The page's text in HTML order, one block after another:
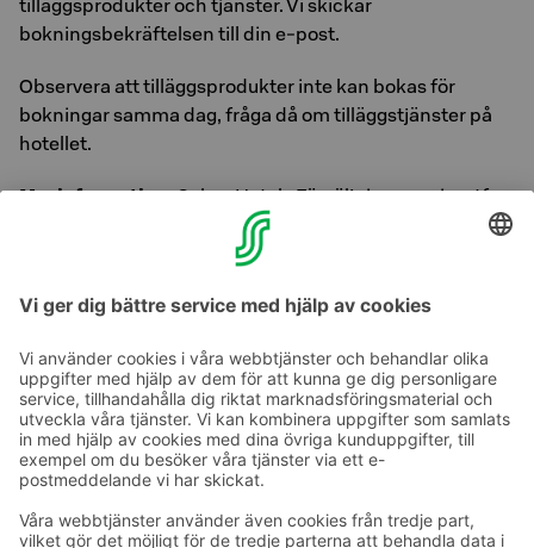
tilläggsprodukter och tjänster. Vi skickar
bokningsbekräftelsen till din e-post.
Observera att tilläggsprodukter inte kan bokas för
bokningar samma dag, fråga då om tilläggstjänster på
hotellet.
Mer information:Sokos Hotels Försäljningsservice, tfn
0300 870 000, mån–fre kl. 8.30–16.30 eller direkt från
Samtalets pris »
Ta kontakt
Kontaktuppgifter till hotellen
Feedback